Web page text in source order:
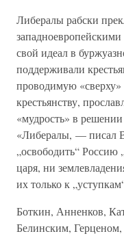
Либералы рабски
свой идеал в
поддерживали
проводимую
крестьянству,
«мудрость» в решении
«Либералы, — писал
„освободить“ Россию
царя, ни
их только к
Боткин, Анненков,
Белинским,